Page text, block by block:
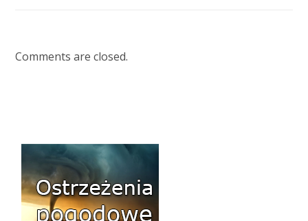
Comments are closed.